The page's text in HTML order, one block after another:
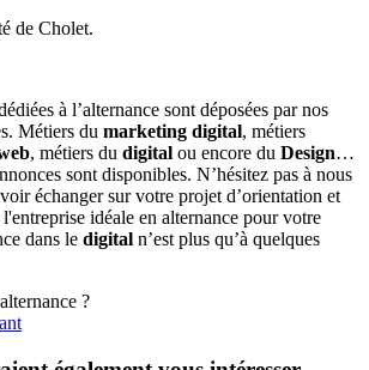
de Cholet.
à l’alternance sont déposées par nos
Métiers du marketing digital, métiers
, métiers du digital ou encore du Design…
sont disponibles. N’hésitez pas à nous
échanger sur votre projet d’orientation et
idéale en alternance pour votre
dans le digital n’est plus qu’à quelques
?